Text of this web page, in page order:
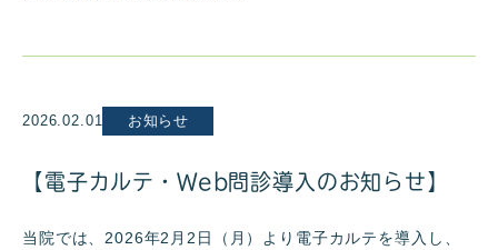
2026.02.01 お知らせ
【電子カルテ・Web問診導入のお知らせ】
当院では、2026年2月2日（月）より電子カルテを導入し、